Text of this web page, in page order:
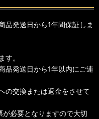
品発送日から1年間保証しま
す。
品発送日から1年以内にご連
の交換または返金をさせて
必要となりますので大切